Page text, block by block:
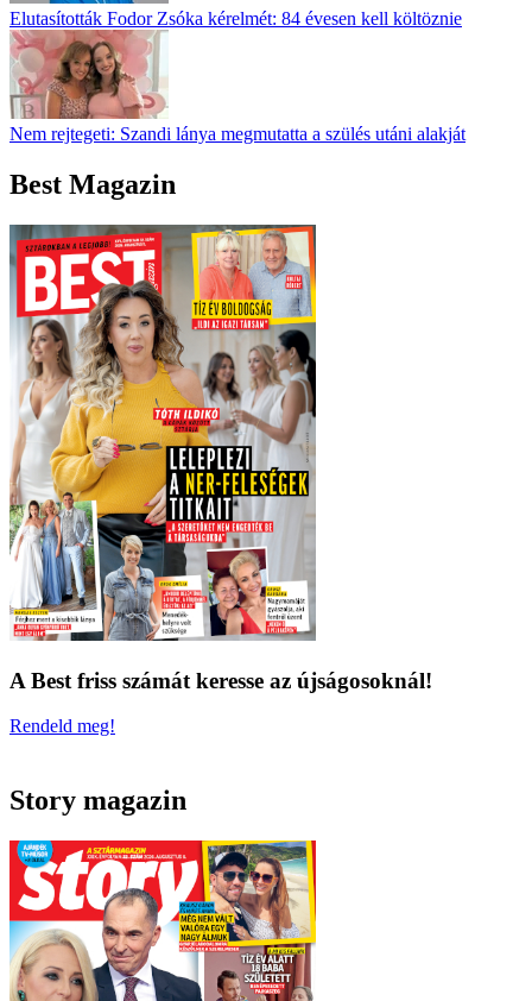
Elutasították Fodor Zsóka kérelmét: 84 évesen kell költöznie
Nem rejtegeti: Szandi lánya megmutatta a szülés utáni alakját
Best Magazin
A Best friss számát keresse az újságosoknál!
Rendeld meg!
Story magazin